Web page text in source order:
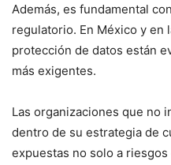
Además, es fundamental
regulatorio. En México y en
protección de datos están
más exigentes.
Las organizaciones que no
dentro de su estrategia de
expuestas no solo a